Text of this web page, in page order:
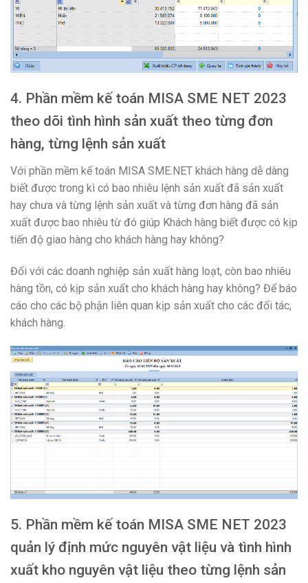
4. Phần mềm kế toán MISA SME NET 2023
theo dõi tình hình sản xuất theo từng đơn
hàng, từng lệnh sản xuất
Với phần mềm kế toán MISA SME.NET khách hàng dễ dàng
biết được trong kì có bao nhiêu lệnh sản xuất đã sản xuất
hay chưa và từng lệnh sản xuất và từng đơn hàng đã sản
xuất được bao nhiêu từ đó giúp Khách hàng biết được có kịp
tiến độ giao hàng cho khách hàng hay không?
Đối với các doanh nghiệp sản xuất hàng loạt, còn bao nhiêu
hàng tồn, có kịp sản xuất cho khách hàng hay không? Để báo
cáo cho các bộ phận liên quan kịp sản xuất cho các đối tác,
khách hàng.
5. Phần mềm kế toán MISA SME NET 2023
quản lý định mức nguyên vật liệu và tình hình
xuất kho nguyên vật liệu theo từng lệnh sản